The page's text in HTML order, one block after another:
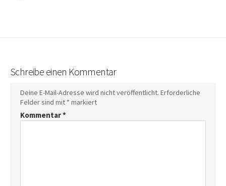
Schreibe einen Kommentar
Deine E-Mail-Adresse wird nicht veröffentlicht. Erforderliche
Felder sind mit * markiert
Kommentar*